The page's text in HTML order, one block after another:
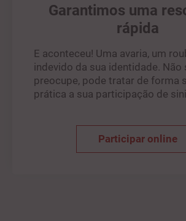
Garantimos uma
rápida
E aconteceu! Uma avaria, um
indevido da sua identidade. Não
preocupe, pode tratar de forma
prática a sua participação de
Participar online